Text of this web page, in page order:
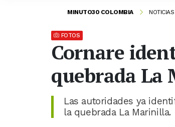
MINUTO30 COLOMBIA
FOTOS
Cornare
quebrada
Las autoridades ya
la quebrada La Marinilla.